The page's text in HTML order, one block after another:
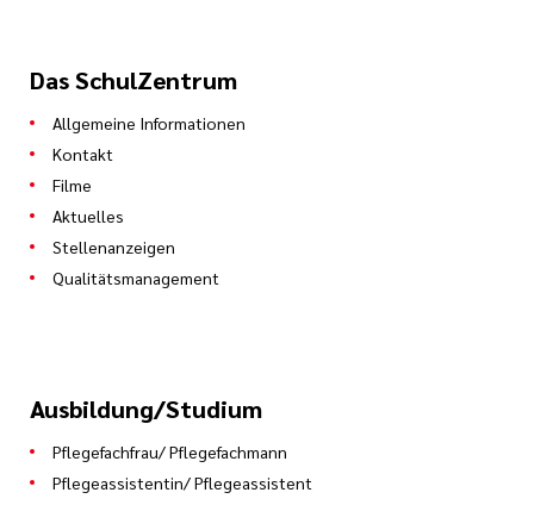
Das SchulZentrum
Allgemeine Informationen
Kontakt
Filme
Aktuelles
Stellenanzeigen
Qualitätsmanagement
Ausbildung/Studium
Pflegefachfrau/ Pflegefachmann
Pflegeassistentin/ Pflegeassistent